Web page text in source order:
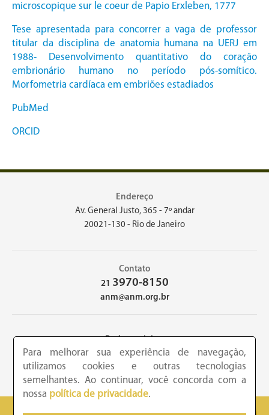
microscopique sur le coeur de Papio Erxleben, 1777
Tese apresentada para concorrer a vaga de professor
titular da disciplina de anatomia humana na UERJ em
1988- Desenvolvimento quantitativo do coração
embrionário humano no período pós-somítico.
Morfometria cardíaca em embriões estadiados
PubMed
ORCID
Endereço
Av. General Justo, 365 - 7º andar
20021-130 - Rio de Janeiro
Contato
21 3970-8150
anm@anm.org.br
Redes sociais
2026 - Academia Nacional de Medicina - Copyright © todos os
Para melhorar sua experiência de navegação,
utilizamos cookies e outras tecnologias
semelhantes. Ao continuar, você concorda com a
nossa política de privacidade.